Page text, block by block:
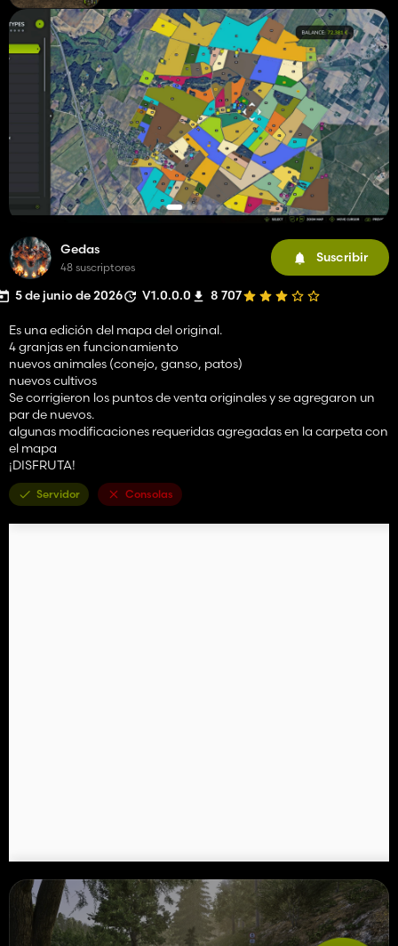
Gedas
48 suscriptores
Suscribir
5 de junio de 2026 V1.0.0.0 8 707
Es una edición del mapa del original.
4 granjas en funcionamiento
nuevos animales (conejo, ganso, patos)
nuevos cultivos
Se corrigieron los puntos de venta originales y se agregaron un
par de nuevos.
algunas modificaciones requeridas agregadas en la carpeta con
el mapa
¡DISFRUTA!
Servidor Consolas